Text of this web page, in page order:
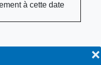
❌
à cette date